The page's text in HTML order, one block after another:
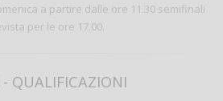
a partire dalle ore 11.30 semifinali
per le ore 17.00.
QUALIFICAZIONI